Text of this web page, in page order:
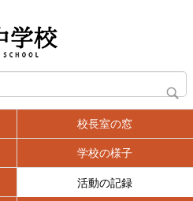
校長室の窓
学校の様子
活動の記録